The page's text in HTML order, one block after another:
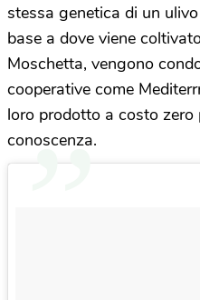
stessa genetica di un
base a dove viene
Moschetta, vengono
cooperative come
loro prodotto a costo zero
conoscenza.